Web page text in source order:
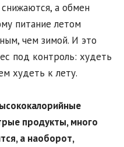
а обмен
питание летом
чем зимой. И это
под контроль: худеть
худеть к лету.
продукты, много
а наоборот,